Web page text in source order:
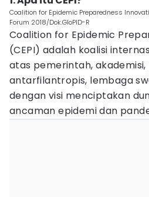
Coalition for Epidemic Preparedness
Forum 2018/Dok.GloPID-R
Coalition for Epidemic
(CEPI) adalah koalisi
atas pemerintah,
antarfilantropis, lembaga
dengan visi menciptakan
ancaman epidemi dan